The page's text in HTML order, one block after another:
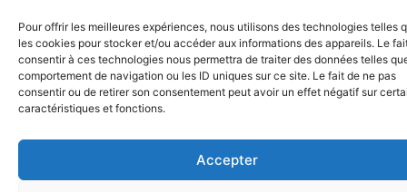
Pour offrir les meilleures expériences, nous utilisons des technologies telles
les cookies pour stocker et/ou accéder aux informations des appareils. Le
consentir à ces technologies nous permettra de traiter des données telles
comportement de navigation ou les ID uniques sur ce site. Le fait de ne pas
consentir ou de retirer son consentement peut avoir un effet négatif sur
caractéristiques et fonctions.
Accepter